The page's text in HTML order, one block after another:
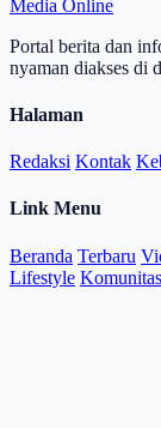
Media Online
Portal berita dan
nyaman diakses di
Halaman
Redaksi Kontak
Link Menu
Beranda Terbaru
Lifestyle Komunitas